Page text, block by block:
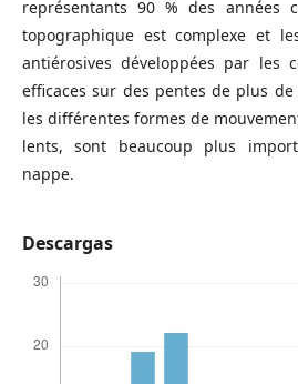
représentants 90 % des années
topographique est complexe et
antiérosives développées par les
efficaces sur des pentes de plus
les différentes formes de
lents, sont beaucoup plus
nappe.
Descargas